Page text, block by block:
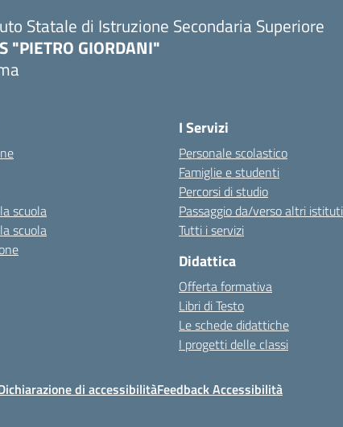
Statale di Istruzione Secondaria Superiore
"PIETRO GIORDANI"
scuola
scuola
I Servizi
Personale scolastico
Famiglie e studenti
Percorsi di studio
Passaggio da/verso altri istituti
Tutti i servizi
Didattica
Offerta formativa
Libri di Testo
Le schede didattiche
I progetti delle classi
di accessibilitàFeedback Accessibilità